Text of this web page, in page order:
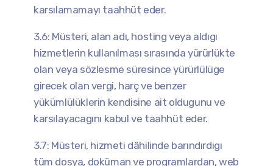
karsılamamayı taahhüt eder.
3.6: Müsteri, alan adı, hosting veya aldıgı
hizmetlerin kullanılması sırasında yürürlükte
olan veya sözlesme süresince yürürlülüge
girecek olan vergi, harç ve benzer
yükümlülüklerin kendisine ait oldugunu ve
karsılayacagını kabul ve taahhüt eder.
3.7: Müsteri, hizmeti dâhilinde barındırdıgı
tüm dosya, doküman ve programlardan, web